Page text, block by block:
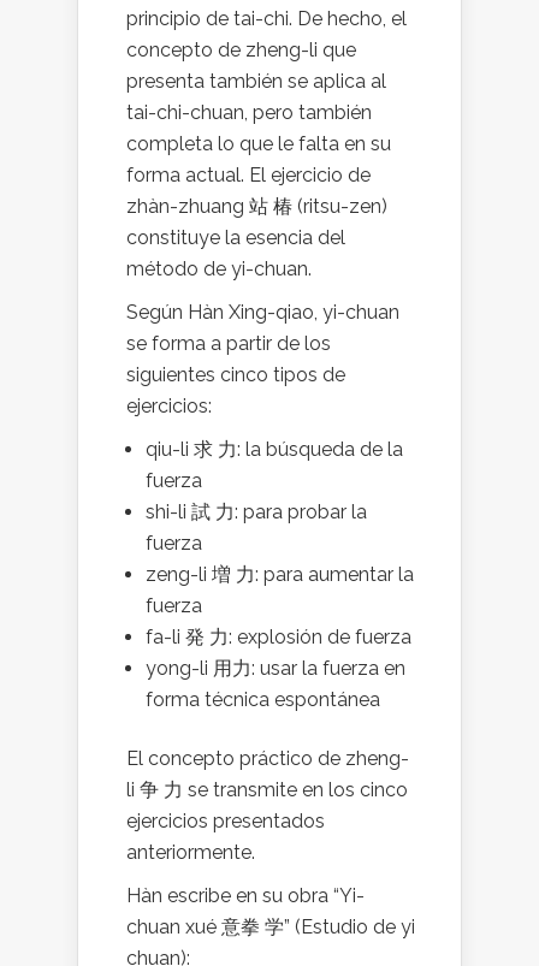
principio de tai-chi. De hecho, el
concepto de zheng-li que
presenta también se aplica al
tai-chi-chuan, pero también
completa lo que le falta en su
forma actual. El ejercicio de
zhàn-zhuang 站 椿 (ritsu-zen)
constituye la esencia del
método de yi-chuan.
Según Hàn Xing-qiao, yi-chuan
se forma a partir de los
siguientes cinco tipos de
ejercicios:
qiu-li 求 力: la búsqueda de la
fuerza
shi-li 試 力: para probar la
fuerza
zeng-li 増 力: para aumentar la
fuerza
fa-li 発 力: explosión de fuerza
yong-li 用力: usar la fuerza en
forma técnica espontánea
El concepto práctico de zheng-
li 争 力 se transmite en los cinco
ejercicios presentados
anteriormente.
Hàn escribe en su obra “Yi-
chuan xué 意拳 学” (Estudio de yi
chuan):